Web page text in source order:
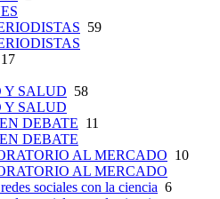
59
17
Y SALUD 58
Y SALUD
DEBATE 11
DEBATE
AL MERCADO 10
AL MERCADO
sociales con la ciencia 6